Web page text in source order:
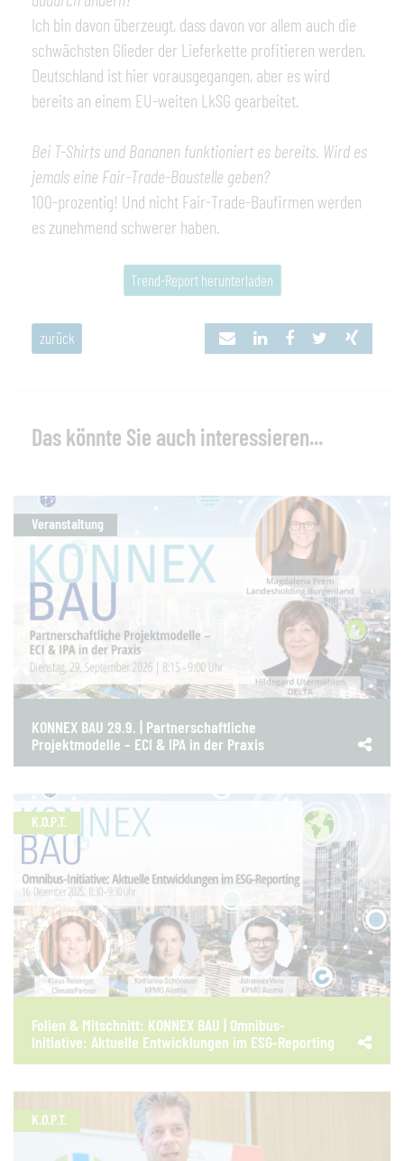
Ich bin davon überzeugt, dass davon vor allem auch die
schwächsten Glieder der Lieferkette profitieren werden.
Deutschland ist hier vorausgegangen, aber es wird
bereits an einem EU-weiten LkSG gearbeitet.
Bei T-Shirts und Bananen funktioniert es bereits. Wird es
jemals eine Fair-Trade-Baustelle geben?
100-prozentig! Und nicht Fair-Trade-Baufirmen werden
es zunehmend schwerer haben.
Trend-Report herunterladen
zurück
Das könnte Sie auch interessieren...
Veranstaltung
KONNEX BAU 29.9. | Partnerschaftliche
Projektmodelle – ECI & IPA in der Praxis
K.O.P.T.
Folien & Mitschnitt: KONNEX BAU | Omnibus-
Initiative: Aktuelle Entwicklungen im ESG-Reporting
K.O.P.T.